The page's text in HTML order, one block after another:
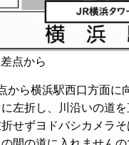
点から
から横浜駅西口方面に
左折し、川沿いの道
ずヨドバシカメラそ